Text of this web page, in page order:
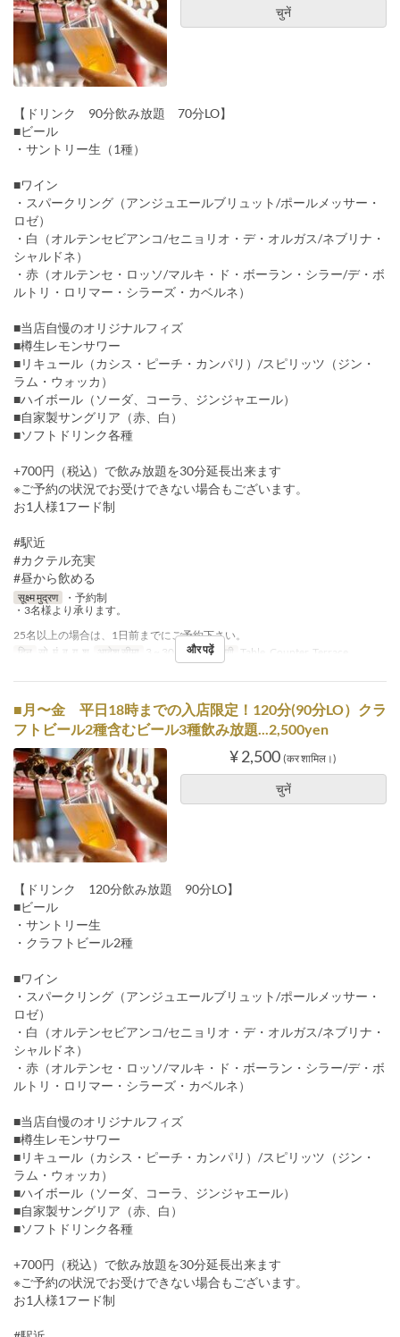
चुनें
【ドリンク 90分飲み放題 70分LO】
■ビール
・サントリー生（1種）
■ワイン
・スパークリング（アンジュエールブリュット/ポールメッサー・
ロゼ）
・白（オルテンセビアンコ/セニョリオ・デ・オルガス/ネブリナ・
シャルドネ）
・赤（オルテンセ・ロッソ/マルキ・ド・ボーラン・シラー/デ・ボ
ルトリ・ロリマー・シラーズ・カベルネ）
■当店自慢のオリジナルフィズ
■樽生レモンサワー
■リキュール（カシス・ピーチ・カンパリ）/スピリッツ（ジン・
ラム・ウォッカ）
■ハイボール（ソーダ、コーラ、ジンジャエール）
■自家製サングリア（赤、白）
■ソフトドリンク各種
+700円（税込）で飲み放題を30分延長出来ます
※ご予約の状況でお受けできない場合もございます。
お1人様1フード制
#駅近
#カクテル充実
#昼から飲める
सूक्ष्म मुद्रण
・予約制
・3名様より承ります。
25名以上の場合は、1日前までにご予約下さい。
दिन
सो, मं, बु, गु, शु आदेश सीमा 3 ~ 30 सीट की श्रेणी Table, Counter, Terrace
और पढ़ें
■月〜金 平日18時までの入店限定！120分(90分LO）クラ
フトビール2種含むビール3種飲み放題...2,500yen
¥ 2,500 (कर शामिल।)
चुनें
【ドリンク 120分飲み放題 90分LO】
■ビール
・サントリー生
・クラフトビール2種
■ワイン
・スパークリング（アンジュエールブリュット/ポールメッサー・
ロゼ）
・白（オルテンセビアンコ/セニョリオ・デ・オルガス/ネブリナ・
シャルドネ）
・赤（オルテンセ・ロッソ/マルキ・ド・ボーラン・シラー/デ・ボ
ルトリ・ロリマー・シラーズ・カベルネ）
■当店自慢のオリジナルフィズ
■樽生レモンサワー
■リキュール（カシス・ピーチ・カンパリ）/スピリッツ（ジン・
ラム・ウォッカ）
■ハイボール（ソーダ、コーラ、ジンジャエール）
■自家製サングリア（赤、白）
■ソフトドリンク各種
+700円（税込）で飲み放題を30分延長出来ます
※ご予約の状況でお受けできない場合もございます。
お1人様1フード制